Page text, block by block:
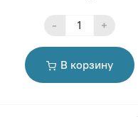
- +
В корзину